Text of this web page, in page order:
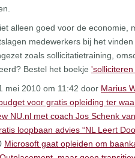
alleen goed voor de economie,
medewerkers bij het
zoals sollicitatietraining,
Bestel het boekje
mei 2010 om 11:42 door Marius
voor gratis opleiding ter
NU.nl met coach Jos Schenk
loopbaan advies “NL Leert
Microsoft gaat opleiden om